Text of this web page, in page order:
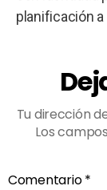
planificación a
Tu dirección
Los
Comentario*